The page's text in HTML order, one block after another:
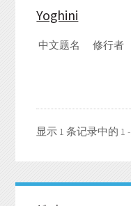
Yoghini
中文题名 修行者
显示 1 条记录中的 1 -